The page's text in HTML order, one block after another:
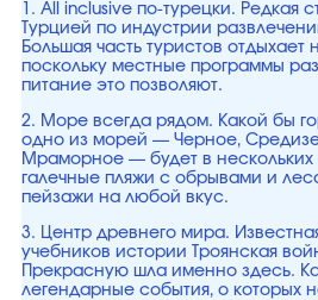
1. All inclusive по-турецки. Редкая
Турцией по индустрии
Большая часть туристов отдыхает
поскольку местные программы
питание это позволяют.
2. Море всегда рядом. Какой бы
одно из морей — Черное,
Мраморное — будет в нескольких
галечные пляжи с обрывами и
пейзажи на любой вкус.
3. Центр древнего мира.
учебников истории Троянская
Прекрасную шла именно здесь.
легендарные события, о которых